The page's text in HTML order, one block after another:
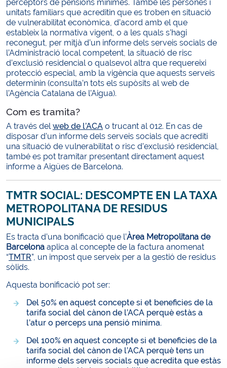
perceptors de pensions mínimes. També les persones i
unitats familiars que acreditin que es troben en situació
de vulnerabilitat econòmica, d’acord amb el que
estableix la normativa vigent, o a les quals s’hagi
reconegut, per mitjà d’un informe dels serveis socials de
l’Administració local competent, la situació de risc
d’exclusió residencial o qualsevol altra que requereixi
protecció especial, amb la vigència que aquests serveis
determinin (consulta’n tots els supòsits al web de
l’Agència Catalana de l’Aigua).
Com es tramita?
A través delweb de l’ACA o trucant al 012. En cas de
disposar d’un informe dels serveis socials que acrediti
una situació de vulnerabilitat o risc d’exclusió residencial,
també es pot tramitar presentant directament aquest
informe a Aigües de Barcelona.
TMTR SOCIAL: DESCOMPTE EN LA TAXA
METROPOLITANA DE RESIDUS
MUNICIPALS
Es tracta d’una bonificació que l’Àrea Metropolitana de
Barcelona aplica al concepte de la factura anomenat
“TMTR”, un impost que serveix per a la gestió de residus
sòlids.
Aquesta bonificació pot ser:
Del 50% en aquest concepte si et beneficies de la
tarifa social del cànon de l’ACA perquè estàs a
l’atur o perceps una pensió mínima.
Del 100% en aquest concepte si et beneficies de la
tarifa social del cànon de l’ACA perquè tens un
informe dels serveis socials que acredita que estàs